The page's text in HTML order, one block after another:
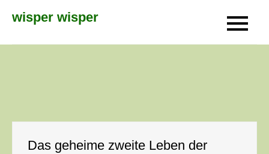
wisper wisper
Das geheime zweite Leben der